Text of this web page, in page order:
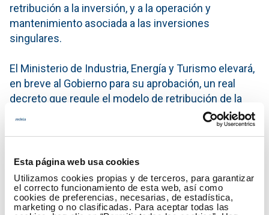
Esta página web usa cookies
Utilizamos cookies propias y de terceros, para garantizar
el correcto funcionamiento de esta web, así como
cookies de preferencias, necesarias, de estadística,
marketing o no clasificadas. Para aceptar todas las
retribución a la inversión, y a la operación y
mantenimiento asociada a las inversiones
singulares.
El Ministerio de Industria, Energía y Turismo elevará,
en breve al Gobierno para su aprobación, un real
decreto que regule el modelo de retribución de la
millones de euros supone un impacto negativo
relevante y viene a sumarse a los distintos recortes
realizados desde abril de 2012, cifrados en más de
440 millones de euros. Fundamentalmente, estos